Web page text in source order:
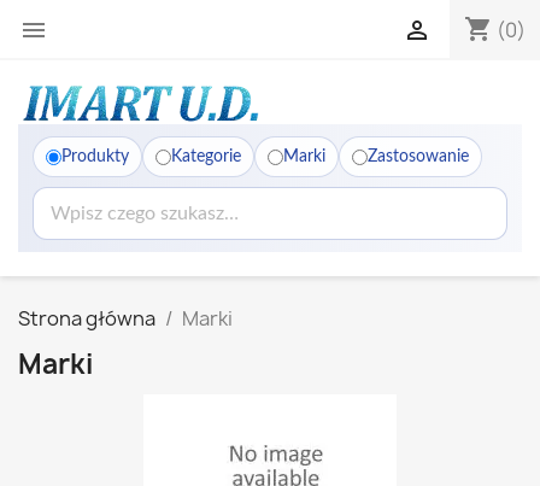
 shopping_cart (0)

Produkty Kategorie Marki Zastosowanie
Strona główna Marki
Marki